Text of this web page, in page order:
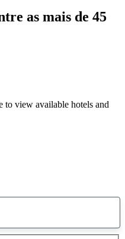
as mais de 45
to view available hotels and